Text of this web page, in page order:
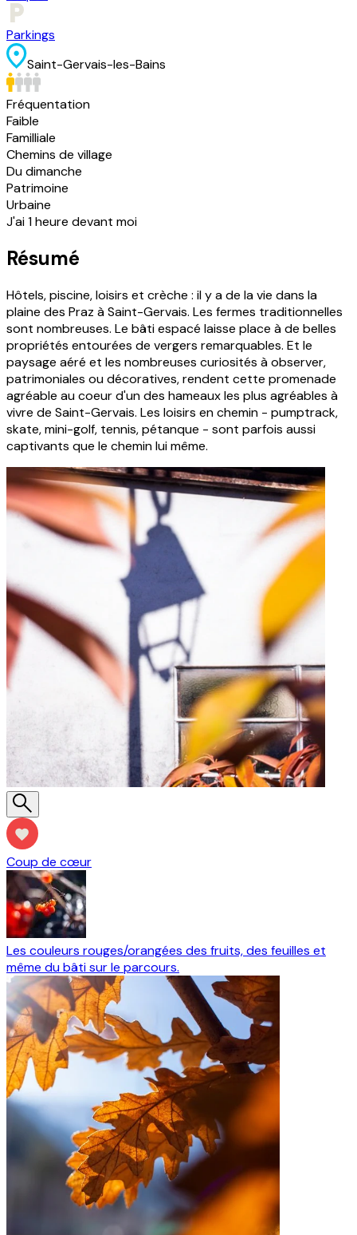
Parkings
Saint-Gervais-les-Bains
Fréquentation
Faible
Familliale
Chemins de village
Du dimanche
Patrimoine
Urbaine
J'ai 1 heure devant moi
Résumé
Hôtels, piscine, loisirs et crèche : il y a de la vie dans la
plaine des Praz à Saint-Gervais. Les fermes traditionnelles
sont nombreuses. Le bâti espacé laisse place à de belles
propriétés entourées de vergers remarquables. Et le
paysage aéré et les nombreuses curiosités à observer,
patrimoniales ou décoratives, rendent cette promenade
agréable au coeur d'un des hameaux les plus agréables à
vivre de Saint-Gervais. Les loisirs en chemin - pumptrack,
skate, mini-golf, tennis, pétanque - sont parfois aussi
captivants que le chemin lui même.
Coup de cœur
Les couleurs rouges/orangées des fruits, des feuilles et
même du bâti sur le parcours.